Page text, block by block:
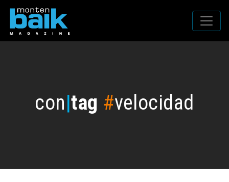
con|tag #velocidad